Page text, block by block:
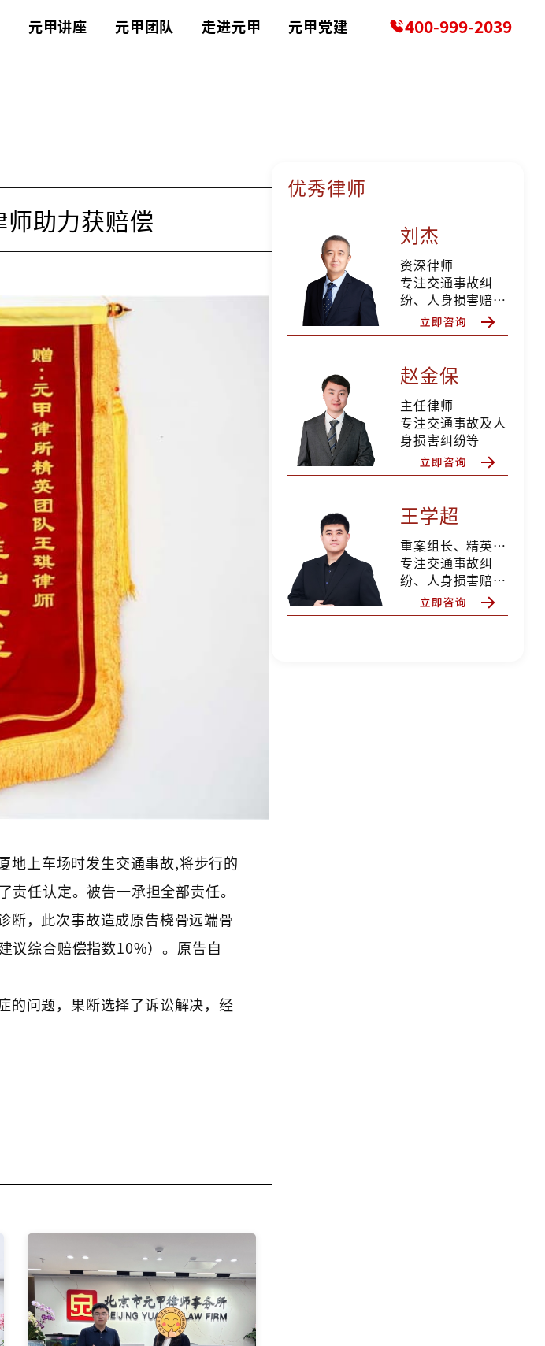
元甲讲座 元甲团队 走进元甲 元甲党建 400-999-2039
助力获赔偿
地上车场时发生交通事故,将步行的
任认定。被告一承担全部责任。
断，此次事故造成原告桡骨远端骨
议综合赔偿指数10%）。原告自
的问题，果断选择了诉讼解决，经
优秀律师
刘杰
资深律师
专注交通事故纠
纷、人身损害赔偿
赵金保
主任律师
专注交通事故及人
身损害纠纷等
王学超
重案组长、精英律师
专注交通事故纠
纷、人身损害赔
偿、合同纠纷、婚
姻家事等